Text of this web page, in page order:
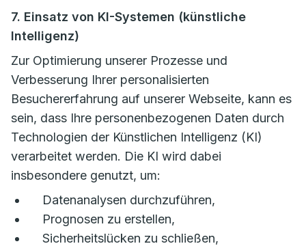
7. Einsatz von KI-Systemen (künstliche
Intelligenz)
Zur Optimierung unserer Prozesse und
Verbesserung Ihrer personalisierten
Besuchererfahrung auf unserer Webseite, kann es
sein, dass Ihre personenbezogenen Daten durch
Technologien der Künstlichen Intelligenz (KI)
verarbeitet werden. Die KI wird dabei
insbesondere genutzt, um:
Datenanalysen durchzuführen,
Prognosen zu erstellen,
Sicherheitslücken zu schließen,